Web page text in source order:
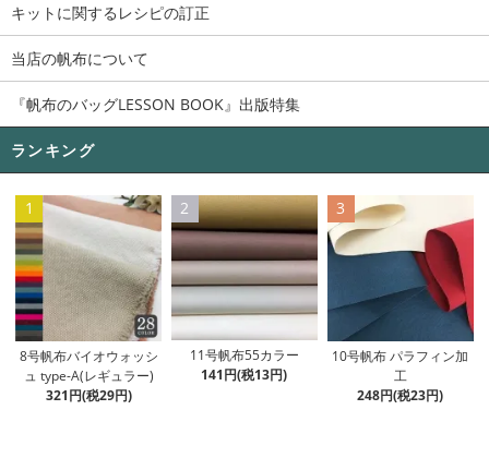
キットに関するレシピの訂正
当店の帆布について
『帆布のバッグLESSON BOOK』出版特集
ランキング
1
8号帆布バイオウォッシ
ュ type-A(レギュラー)
321円(税29円)
2
11号帆布55カラー
141円(税13円)
3
10号帆布 パラフィン加
工
248円(税23円)